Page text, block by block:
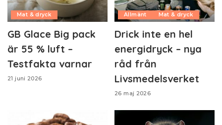
Mat & dryck
GB Glace Big pack
är 55 % luft –
Testfakta varnar
21 juni 2026
Allmänt Mat & dryck
Drick inte en hel
energidryck – nya
råd från
Livsmedelsverket
26 maj 2026